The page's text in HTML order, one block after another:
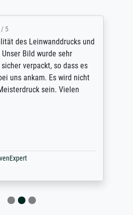
des Leinwanddrucks und
Bild wurde sehr
verpackt, so dass es
uns ankam. Es wird nicht
sein. Vielen